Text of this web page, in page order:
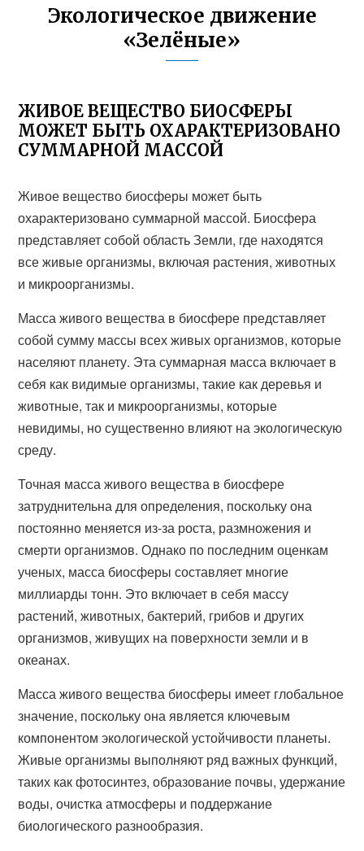
Экологическое движение
«Зелёные»
ЖИВОЕ ВЕЩЕСТВО БИОСФЕРЫ
МОЖЕТ БЫТЬ ОХАРАКТЕРИЗОВАНО
СУММАРНОЙ МАССОЙ
Живое вещество биосферы может быть
охарактеризовано суммарной массой. Биосфера
представляет собой область Земли, где находятся
все живые организмы, включая растения, животных
и микроорганизмы.
Масса живого вещества в биосфере представляет
собой сумму массы всех живых организмов, которые
населяют планету. Эта суммарная масса включает в
себя как видимые организмы, такие как деревья и
животные, так и микроорганизмы, которые
невидимы, но существенно влияют на экологическую
среду.
Точная масса живого вещества в биосфере
затруднительна для определения, поскольку она
постоянно меняется из-за роста, размножения и
смерти организмов. Однако по последним оценкам
ученых, масса биосферы составляет многие
миллиарды тонн. Это включает в себя массу
растений, животных, бактерий, грибов и других
организмов, живущих на поверхности земли и в
океанах.
Масса живого вещества биосферы имеет глобальное
значение, поскольку она является ключевым
компонентом экологической устойчивости планеты.
Живые организмы выполняют ряд важных функций,
таких как фотосинтез, образование почвы, удержание
воды, очистка атмосферы и поддержание
биологического разнообразия.